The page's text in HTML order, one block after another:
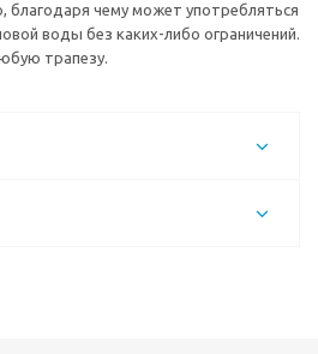
благодаря чему может употребляться
воды без каких-либо ограничений.
трапезу.